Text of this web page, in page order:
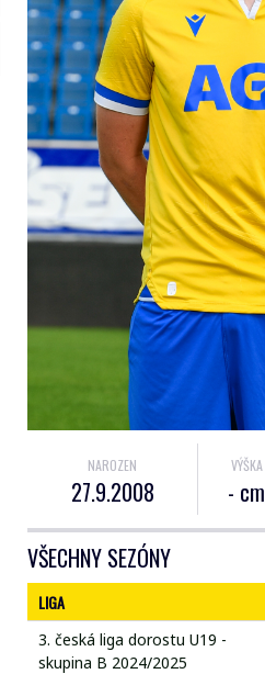
NAROZEN
27.9.2008
VÝŠKA
- cm
VŠECHNY SEZÓNY
LIGA
3. česká liga dorostu U19 -
skupina B 2024/2025